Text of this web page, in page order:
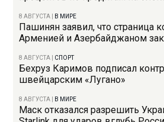
8 АВГУСТА В МИРЕ
Пашинян заявил, что страница
Арменией и Азербайджаном
8 АВГУСТА СПОРТ
Бехруз Каримов подписал
швейцарским «Лугано»
8 АВГУСТА В МИРЕ
Маск отказался разрешить